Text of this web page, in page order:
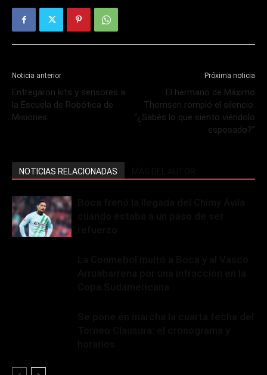
Noticia anterior
Entregaron kits y sensores a
la Escuela de Robótica de
Misiones
Próxima noticia
El hermano de Máximo
Thomsen rompió el silencio:
“¿Sabés lo que siento viéndolo
esposado?”
NOTICIAS RELACIONADAS